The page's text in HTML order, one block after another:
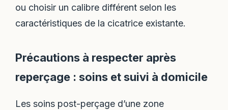
ou choisir un calibre différent selon les
caractéristiques de la cicatrice existante.
Précautions à respecter après
reperçage : soins et suivi à domicile
Les soins post-perçage d’une zone